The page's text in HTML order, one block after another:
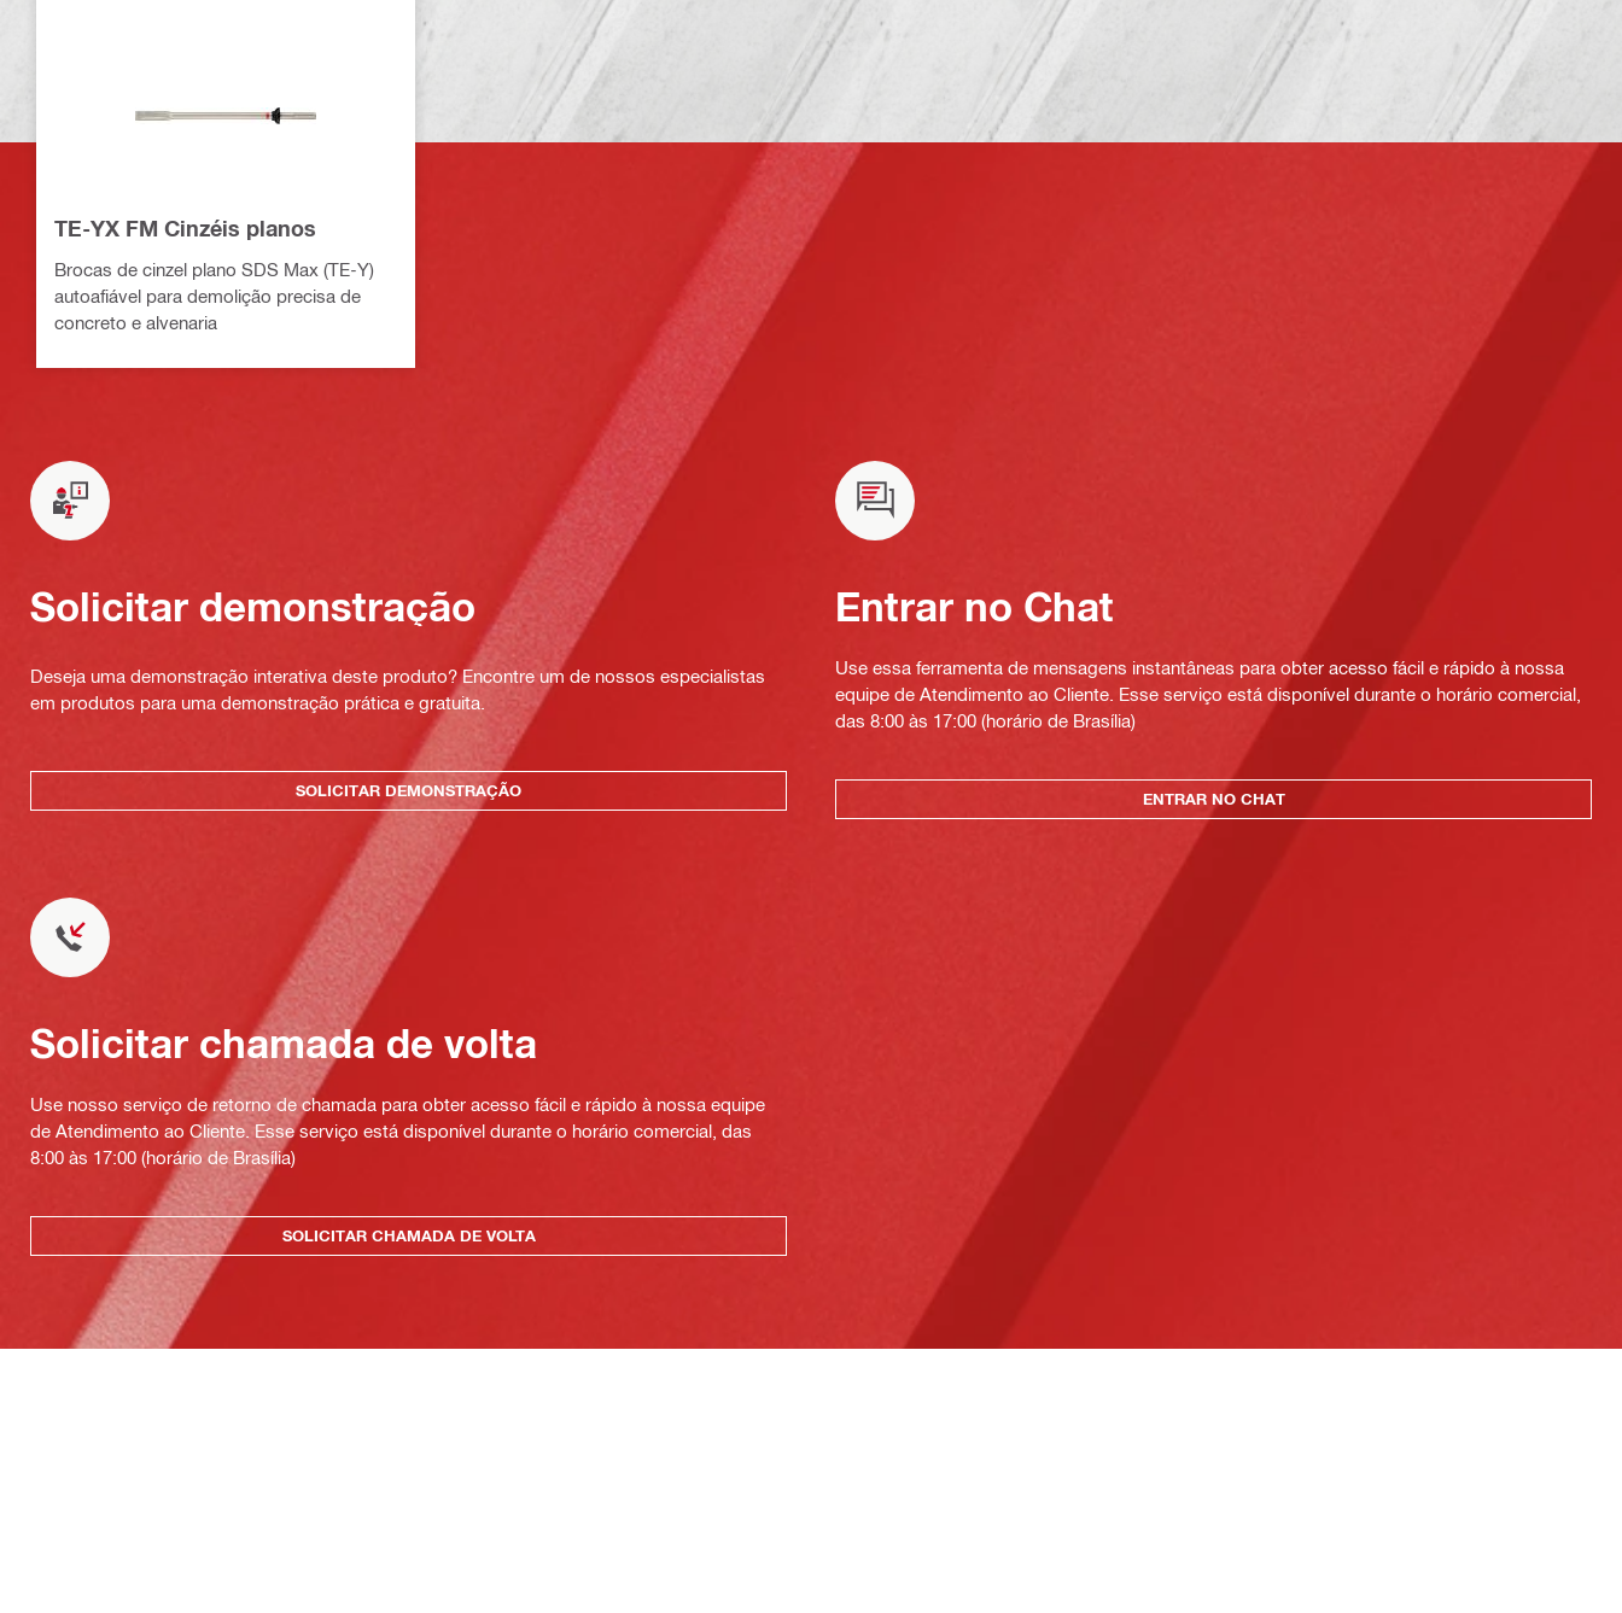
TE-YX FM Cinzéis planos
Brocas de cinzel plano SDS Max (TE-Y)
autoafiável para demolição precisa de
concreto e alvenaria
Solicitar demonstração
Deseja uma demonstração interativa deste produto? Encontre um de nossos especialistas
em produtos para uma demonstração prática e gratuita.
SOLICITAR DEMONSTRAÇÃO
Entrar no Chat
Use essa ferramenta de mensagens instantâneas para obter acesso fácil e rápido à nossa
equipe de Atendimento ao Cliente. Esse serviço está disponível durante o horário comercial,
das 8:00 às 17:00 (horário de Brasília)
ENTRAR NO CHAT
Solicitar chamada de volta
Use nosso serviço de retorno de chamada para obter acesso fácil e rápido à nossa equipe
de Atendimento ao Cliente. Esse serviço está disponível durante o horário comercial, das
8:00 às 17:00 (horário de Brasília)
SOLICITAR CHAMADA DE VOLTA